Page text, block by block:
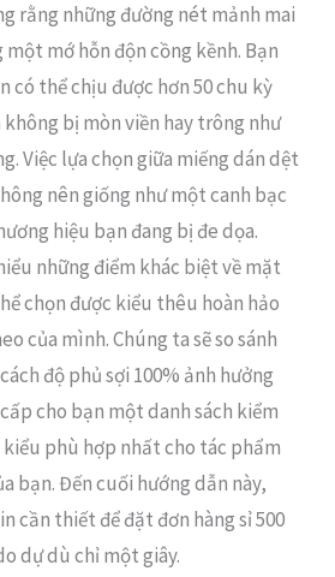
rằng những đường nét mảnh mai
mớ hỗn độn cồng kềnh. Bạn
có thể chịu được hơn 50 chu kỳ
bị mòn viền hay trông như
Việc lựa chọn giữa miếng dán dệt
nên giống như một canh bạc
hiệu bạn đang bị đe dọa.
những điểm khác biệt về mặt
chọn được kiểu thêu hoàn hảo
của mình. Chúng ta sẽ so sánh
độ phủ sợi 100% ảnh hưởng
cho bạn một danh sách kiểm
phù hợp nhất cho tác phẩm
bạn. Đến cuối hướng dẫn này,
cần thiết để đặt đơn hàng sỉ 500
dự dù chỉ một giây.